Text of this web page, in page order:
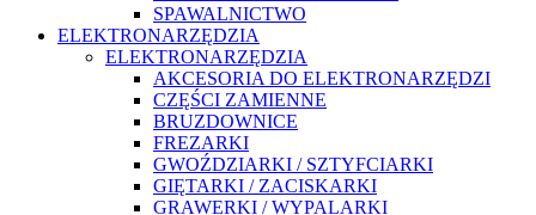
SPAWALNICTWO
ELEKTRONARZĘDZIA
ELEKTRONARZĘDZIA
AKCESORIA DO ELEKTRONARZĘDZI
CZĘŚCI ZAMIENNE
BRUZDOWNICE
FREZARKI
GWOŹDZIARKI / SZTYFCIARKI
GIĘTARKI / ZACISKARKI
GRAWERKI / WYPALARKI